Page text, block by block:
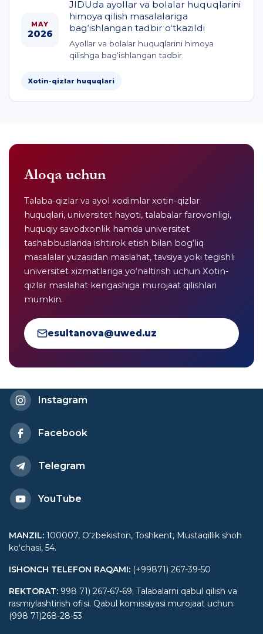
MAY
2026
JIDUda ayollar va bolalar huquqlarini
himoya qilish masalalariga
bag‘ishlangan tadbir o‘tkazildi
Ayollar va bolalar huquqlarini himoya
qilishga bag‘ishlangan tadbir.
Xotin-qizlar huquqlari
Aloqa uchun
Talaba-qizlar va ayol xodimlar xotin-qizlar
huquqlari, universitet hayoti, talabalar farovonligi,
huquqiy savodxonlik hamda universitet
tashabbuslarida ishtirok etish bilan bog‘liq
masalalar yuzasidan maslahat, tavsiya yoki tegishli
universitet xizmatlariga yo‘naltirish uchun Xotin-
qizlar maslahat kengashiga murojaat qilishlari
mumkin.
esultanova@uwed.uz
Instagram
Facebook
Telegram
YouTube
MANZIL: 100007, Oʻzbekiston, Toshkent, Mustaqillik shoh
koʻchasi, 54.
ISHONCH TELEFON RAQAMI: (+99871) 267-39-50
REKTORAT: 998 71) 267-67-69; Talabalarni qabul qilish va
rasmiylashtirish ofisi. Qabul komissiyasi murojaat uchun:
(998 71)268-28-53